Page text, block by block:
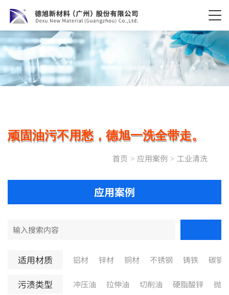
顽固油污不用愁，德旭一洗全带走。
首页 > 应用案例 > 工业清洗
应用案例
适用材质 铝材 锌材 铜材 不锈钢 铸铁 碳钢
污渍类型 冲压油 拉伸油 切削油 硬脂酸锌 抛